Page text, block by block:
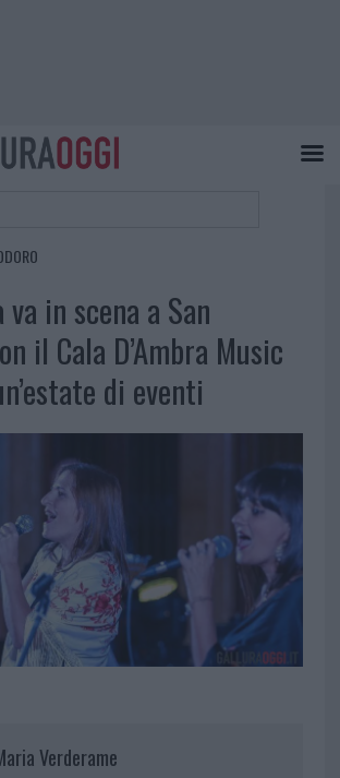
va in scena a San
il Cala D’Ambra Music
di eventi
Verderame